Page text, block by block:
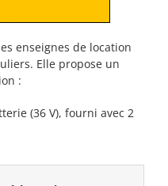
enseignes de location
Elle propose un
:
(36 V), fourni avec 2